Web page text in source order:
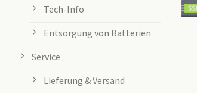
Tech-Info
Entsorgung von Batterien
Service
Lieferung & Versand